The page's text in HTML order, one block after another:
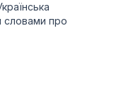
словами про